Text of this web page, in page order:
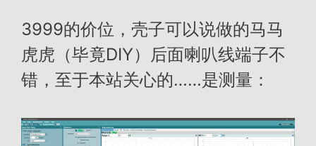
3999的价位，壳子可以说做的马马
虎虎（毕竟DIY）后面喇叭线端子不
错，至于本站关心的……是测量：